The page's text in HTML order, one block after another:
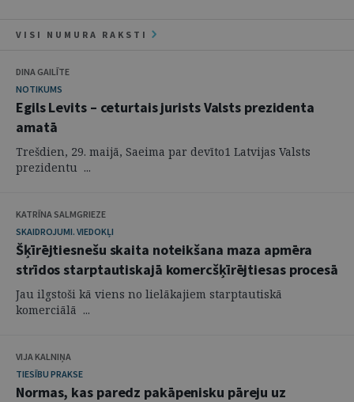
VISI NUMURA RAKSTI
DINA GAILĪTE
NOTIKUMS
Egils Levits – ceturtais jurists Valsts prezidenta
amatā
Trešdien, 29. maijā, Saeima par devīto1 Latvijas Valsts
prezidentu ...
KATRĪNA SALMGRIEZE
SKAIDROJUMI. VIEDOKĻI
Šķīrējtiesnešu skaita noteikšana maza apmēra
strīdos starptautiskajā komercšķīrējtiesas procesā
Jau ilgstoši kā viens no lielākajiem starptautiskā
komerciālā ...
VIJA KALNIŅA
TIESĪBU PRAKSE
Normas, kas paredz pakāpenisku pāreju uz